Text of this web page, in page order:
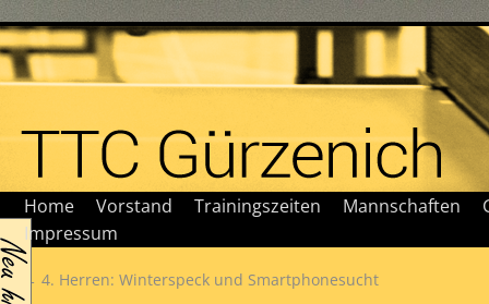
Home Vorstand Trainingszeiten Mannschaften
Impressum
← 4. Herren: Winterspeck und Smartphonesucht